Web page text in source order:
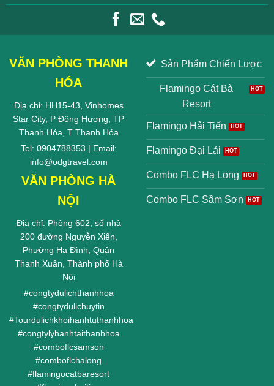
VĂN PHÒNG THANH
HÓA
Địa chỉ: HH15-43, Vinhomes
Star City, P Đông Hương, TP
Thanh Hóa, T Thanh Hóa
Tel: 0904788353 | Email:
info@odgtravel.com
VĂN PHÒNG HÀ
NỘI
Địa chỉ: Phòng 602, số nhà
200 đường Nguyễn Xiển,
Phường Hạ Đình, Quận
Thanh Xuân, Thành phố Hà
Nội
#congtydulichthanhhoa
#congtydulichuytin
#Tourdulichkhoihanhtuthanhhoa
#congtylyhanhtaithanhhoa
#comboflcsamson
#comboflchalong
#flamingocatbaresort
Sản Phẩm Chiến Lược
Flamingo Cát Bà
Resort
Flamingo Hải Tiến
Flamingo Đại Lải
Combo FLC Hạ Long
Combo FLC Sầm Sơn